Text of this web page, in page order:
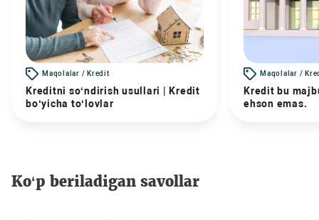
Maqolalar / Kredit
Kreditni so‘ndirish usullari | Kredit
bo‘yicha to‘lovlar
Maqolalar /
Kredit bu
ehson emas.
Ko‘p beriladigan savollar